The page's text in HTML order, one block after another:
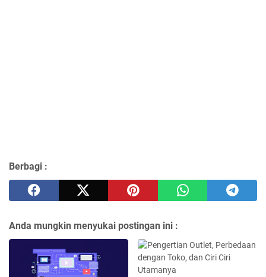
Berbagi :
Anda mungkin menyukai postingan ini :